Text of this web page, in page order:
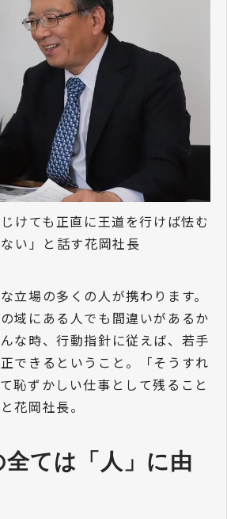
じけても正直に王道を行けば怯む
い」と話す花岡社長
立場の多くの人が携わります。
域にある人でも間違いがあるか
な時、行動指針に従えば、若手
できるということ。「そうすれ
恥ずかしい仕事として残ること
花岡社長。
ては「人」に由